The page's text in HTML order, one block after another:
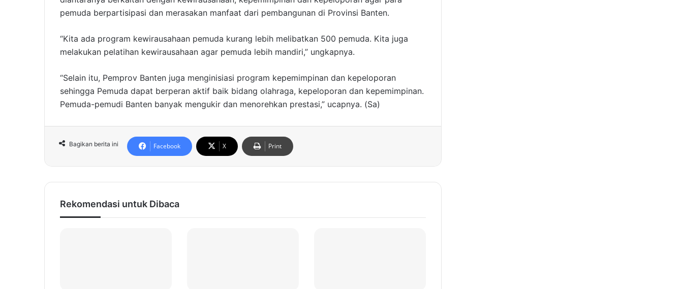
pemuda berpartisipasi dan merasakan manfaat dari pembangunan di Provinsi Banten.
“Kita ada program kewirausahaan pemuda kurang lebih melibatkan 500 pemuda. Kita juga
melakukan pelatihan kewirausahaan agar pemuda lebih mandiri,” ungkapnya.
“Selain itu, Pemprov Banten juga menginisiasi program kepemimpinan dan kepeloporan
sehingga Pemuda dapat berperan aktif baik bidang olahraga, kepeloporan dan kepemimpinan.
Pemuda-pemudi Banten banyak mengukir dan menorehkan prestasi,” ucapnya. (Sa)
Bagikan berita ini Facebook X Print
Rekomendasi untuk Dibaca